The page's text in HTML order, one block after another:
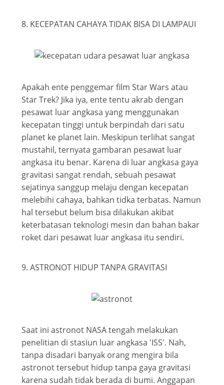
8. KECEPATAN CAHAYA TIDAK BISA DI LAMPAUI
Apakah ente penggemar film Star Wars atau
Star Trek? Jika iya, ente tentu akrab dengan
pesawat luar angkasa yang menggunakan
kecepatan tinggi untuk berpindah dari satu
planet ke planet lain. Meskipun terlihat sangat
mustahil, ternyata gambaran pesawat luar
angkasa itu benar. Karena di luar angkasa gaya
gravitasi sangat rendah, sebuah pesawat
sejatinya sanggup melaju dengan kecepatan
melebihi cahaya, bahkan tidka terbatas. Namun
hal tersebut belum bisa dilakukan akibat
keterbatasan teknologi mesin dan bahan bakar
roket dari pesawat luar angkasa itu sendiri.
9. ASTRONOT HIDUP TANPA GRAVITASI
Saat ini astronot NASA tengah melakukan
penelitian di stasiun luar angkasa 'ISS'. Nah,
tanpa disadari banyak orang mengira bila
astronot tersebut hidup tanpa gaya gravitasi
karena sudah tidak berada di bumi. Anggapan